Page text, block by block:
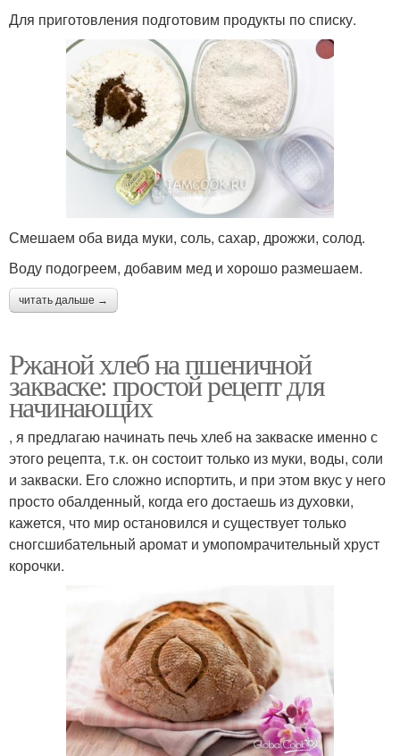
Для приготовления подготовим продукты по списку.
Смешаем оба вида муки, соль, сахар, дрожжи, солод.
Воду подогреем, добавим мед и хорошо размешаем.
читать дальше →
Ржаной хлеб на пшеничной
закваске: простой рецепт для
начинающих
, я предлагаю начинать печь хлеб на закваске именно с
этого рецепта, т.к. он состоит только из муки, воды, соли
и закваски. Его сложно испортить, и при этом вкус у него
просто обалденный, когда его достаешь из духовки,
кажется, что мир остановился и существует только
сногсшибательный аромат и умопомрачительный хруст
корочки.